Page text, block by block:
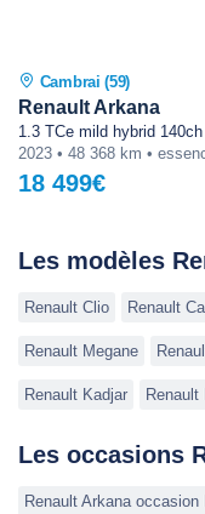
Cambrai (59)
Renault Arkana
18 499€
Les modèles
Renault Clio Renault
Renault Megane
Renault Kadjar
Les occasions
Renault Arkana occasion